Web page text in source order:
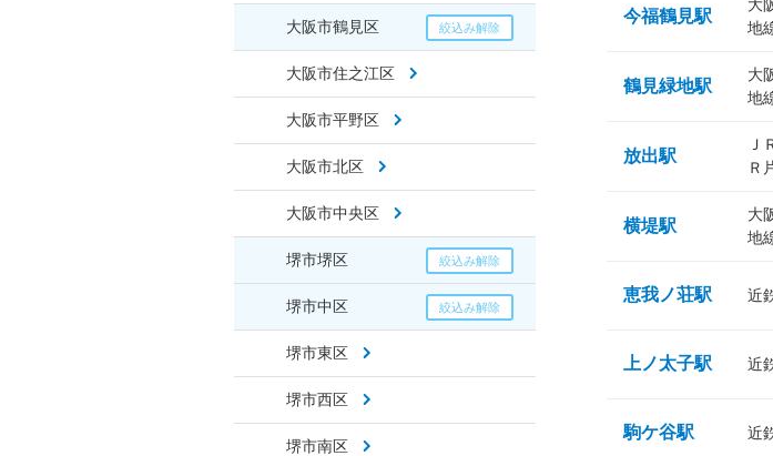
大阪市鶴見区
大阪市住之江区
大阪市平野区
大阪市北区
大阪市中央区
堺市堺区
堺市中区
堺市東区
堺市西区
堺市南区
今福鶴見駅
大
地
鶴見緑地駅
大
地
放出駅
Ｊ
Ｒ
横堤駅
大
地
恵我ノ荘駅 近
上ノ太子駅 近
駒ケ谷駅 近